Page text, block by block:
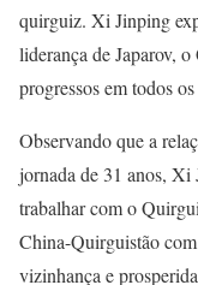
quirguiz. Xi Jinping
liderança de Japarov,
progressos em todos
Observando que a
jornada de 31 anos, Xi
trabalhar com o
China-Quirguistão
vizinhança e